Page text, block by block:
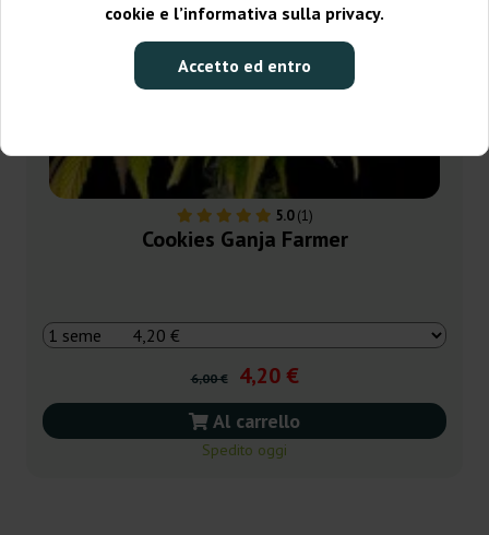
cookie e l’informativa sulla privacy.
Accetto ed entro
5.0(1)
Cookies Ganja Farmer
6,00 € 4,20 €
Al carrello
Spedito oggi